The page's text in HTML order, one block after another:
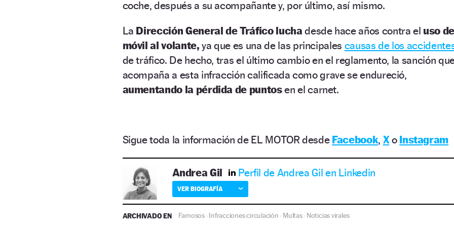
coche, después a su acompañante y, por último, así mismo.
La Dirección General de Tráfico lucha desde hace años contra el uso
móvil al volante, ya que es una de las principales causas de los
de tráfico. De hecho, tras el último cambio en el reglamento, la sanción
acompaña a esta infracción calificada como grave se endureció,
aumentando la pérdida de puntosen el carnet.
Sigue toda la información de EL MOTOR desde Facebook, Xo Instagram
Andrea Gil Perfil de Andrea Gil en Linkedin
VER BIOGRAFÍA
ARCHIVADO EN Famosos·Infracciones circulación · Multas· Noticias virales